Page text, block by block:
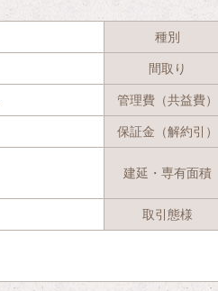
種別
間取り
管理費（共益費）
保証金（解約引）
建延・専有面積
取引態様